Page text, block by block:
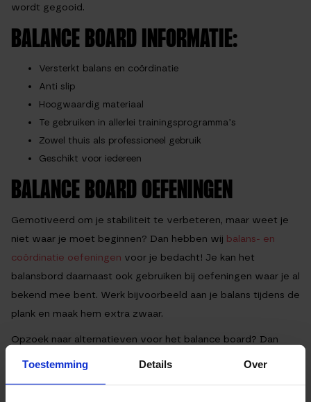
Toestemming Details Over
wordt gegooid.
BALANCE BOARD INFORMATIE:
Versterkt balans en coördinatie
Anti slip
Hoogwaardig materiaal
Te gebruiken in allerlei trainingsprogramma’s
Zowel thuis als professioneel gebruik
Geschikt voor iedereen
BALANCE BOARD OEFENINGEN
Gemotiveerd om je stabiliteit te verbeteren, maar weet je
niet waar je moet beginnen? Dan hebben wij balans- en
coördinatie oefeningen voor je bedacht! Je kan het
balansbord daarnaast ook gebruiken bij oefeningen waar je al
bekend mee bent. Werk bijvoorbeeld aan je balans tijdens de
plank en maak hem extra zwaar.
Opzoek naar alternatieven voor het balance board? Dan
vind je op onze
categoriepagina ook nog diverse balkussens!